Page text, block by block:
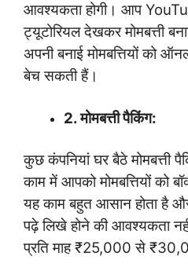
आवश्यकता होगी। आप
ट्यूटोरियल देखकर मोमबत्ती
अपनी बनाई मोमबत्तियों को
बेच सकती हैं।
2. मोमबत्ती पैकिंग:
कुछ कंपनियां घर बैठे मोमबत्ती
काम में आपको मोमबत्तियों को
यह काम बहुत आसान होता है
पढ़े लिखे होने की आवश्यकता
प्रति माह ₹25,000 से